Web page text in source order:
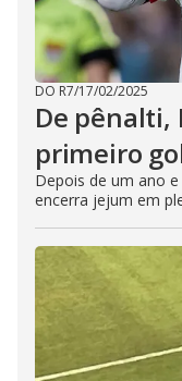
DO R7/17/02/2025
De pênalti,
primeiro
Depois de um ano
encerra jejum em